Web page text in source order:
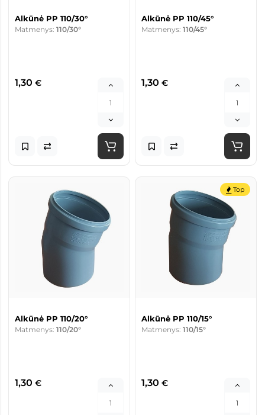
Alkūnė PP 110/30°
Matmenys: 110/30°
1,30 €
Alkūnė PP 110/45°
Matmenys: 110/45°
1,30 €
Alkūnė PP 110/20°
Matmenys: 110/20°
1,30 €
Top
Alkūnė PP 110/15°
Matmenys: 110/15°
1,30 €